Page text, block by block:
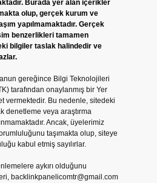
Burada yer alan içerikler
olup, gerçek kurum ve
yapılmamaktadır. Gerçek
benzerlikleri tamamen
bilgiler taslak halindedir ve
gereğince Bilgi Teknolojileri
tarafından onaylanmış bir Yer
vermektedir. Bu nedenle, sitedeki
denetleme veya araştırma
Ancak, üyelerimiz
taşımakta olup, siteye
kabul etmiş sayılırlar.
aykırı olduğunu
backlinkpanelicomtr@gmail.com